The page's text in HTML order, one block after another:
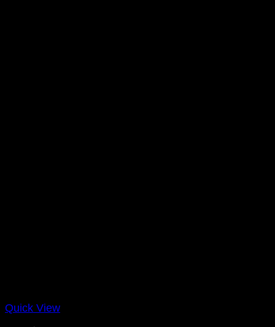
Quick View